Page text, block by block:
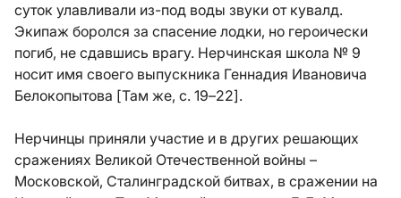
суток улавливали из-под воды звуки от кувалд.
Экипаж боролся за спасение лодки, но героически
погиб, не сдавшись врагу. Нерчинская школа № 9
носит имя своего выпускника Геннадия Ивановича
Белокопытова [Там же, с. 19–22].
Нерчинцы приняли участие и в других решающих
сражениях Великой Отечественной войны –
Московской, Сталинградской битвах, в сражении на